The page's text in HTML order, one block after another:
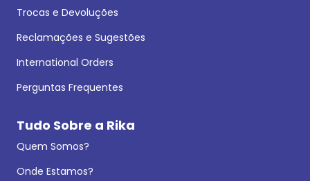
Trocas e Devoluções
Reclamações e Sugestões
International Orders
Perguntas Frequentes
Tudo Sobre a Rika
Quem Somos?
Onde Estamos?